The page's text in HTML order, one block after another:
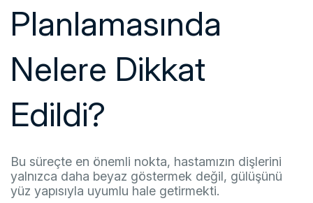
Planlamasında
Nelere Dikkat
Edildi?
Bu süreçte en önemli nokta, hastamızın dişlerini
yalnızca daha beyaz göstermek değil, gülüşünü
yüz yapısıyla uyumlu hale getirmekti.